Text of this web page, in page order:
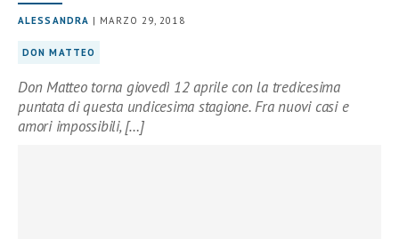
ALESSANDRA | MARZO 29, 2018
DON MATTEO
Don Matteo torna giovedì 12 aprile con la tredicesima
puntata di questa undicesima stagione. Fra nuovi casi e
amori impossibili, […]